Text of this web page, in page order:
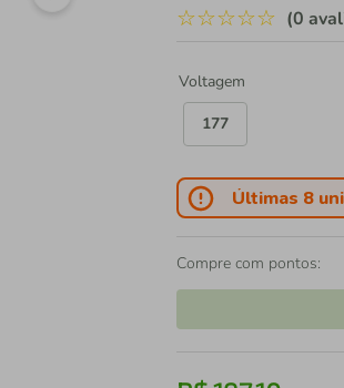
☆☆☆☆☆ (0
Voltagem
177
Últimas 8
Compre com pontos: